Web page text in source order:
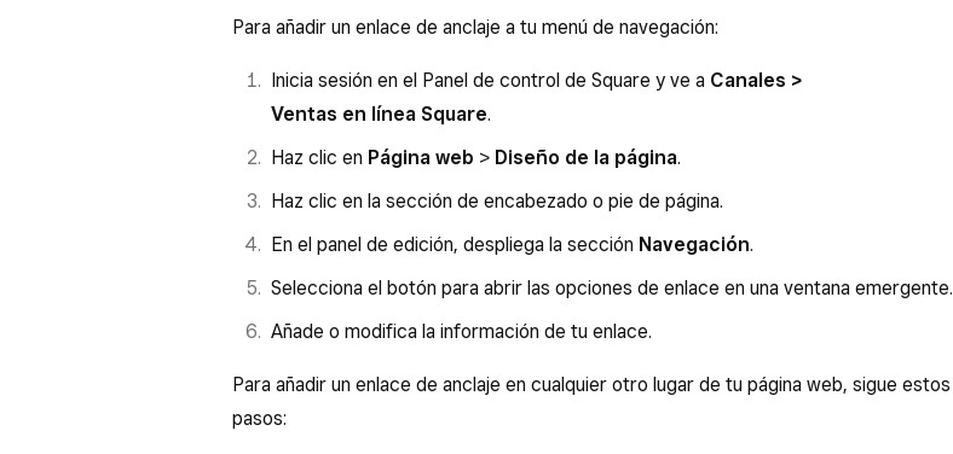
Para añadir un enlace de anclaje a tu menú de navegación:
Inicia sesión en el Panel de control de Square y ve a Canales >
Ventas en línea Square.
Haz clic en Página web > Diseño de la página.
Haz clic en la sección de encabezado o pie de página.
En el panel de edición, despliega la sección Navegación.
Selecciona el botón para abrir las opciones de enlace en una ventana emergente.
Añade o modifica la información de tu enlace.
Para añadir un enlace de anclaje en cualquier otro lugar de tu página web, sigue estos
pasos: